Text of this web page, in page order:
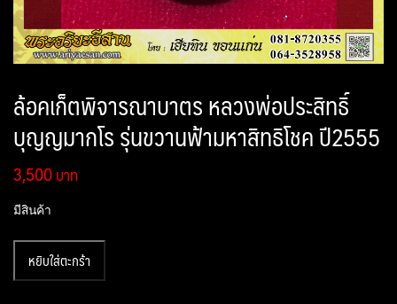
ล้อคเก็ตพิจารณาบาตร หลวงพ่อประสิทธิ์
บุญญมากโร รุ่นขวานฟ้ามหาสิทธิโชค ปี2555
3,500
มีสินค้า
หยิบใส่ตะกร้า